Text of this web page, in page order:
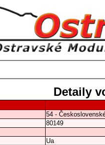
Detaily
54 -
80149
Ua